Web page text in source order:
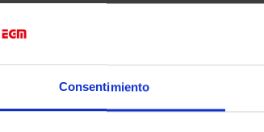
Consentimiento
b/n en gran formato sobre papeles
Night Vision Scope